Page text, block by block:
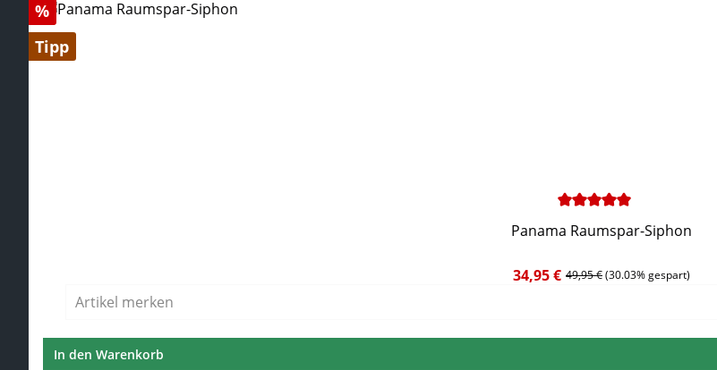
Rabatt
%
Tipp
Panama Raumspar-Siphon
34,95 € Regulärer Preis:
49,95 €(30.03% gespart)
Artikel merken
In den Warenkorb